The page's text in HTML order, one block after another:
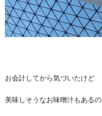
お会計してから気づいたけど
美味しそうなお味噌汁もあるの